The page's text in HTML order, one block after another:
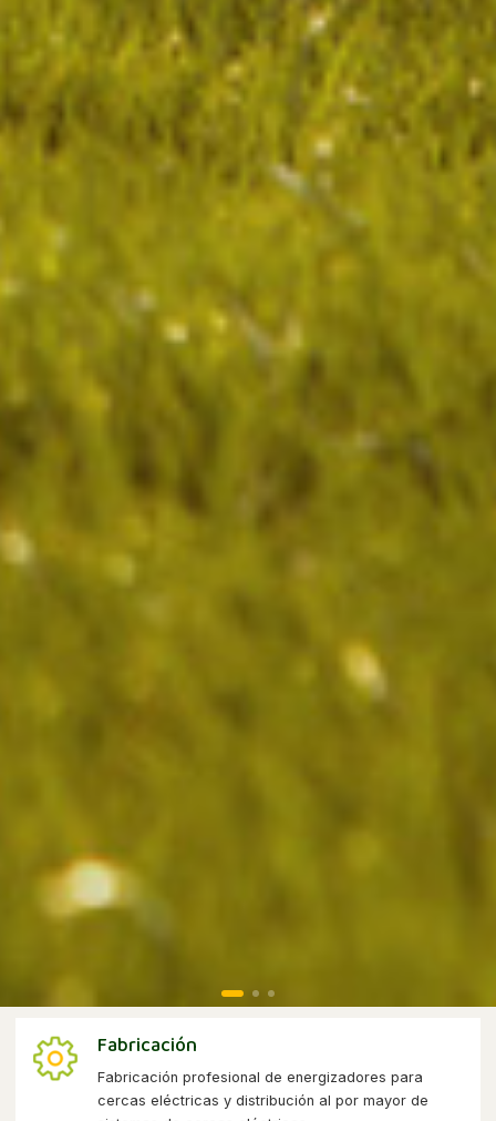
Fabricación
Fabricación profesional de energizadores para
cercas eléctricas y distribución al por mayor de